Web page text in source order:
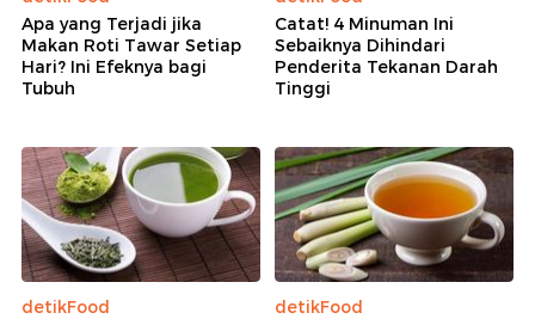
Apa yang Terjadi jika
Makan Roti Tawar Setiap
Hari? Ini Efeknya bagi
Tubuh
Catat! 4 Minuman Ini
Sebaiknya Dihindari
Penderita Tekanan Darah
Tinggi
detikFood
detikFood